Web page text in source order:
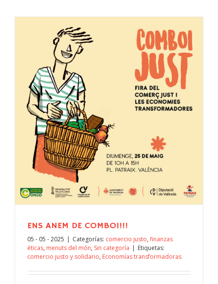
ENS ANEM DE COMBOI!!!
05 - 05 - 2025 | Categorías: comercio justo, finanzas
éticas, menuts del món, Sin categoría | Etiquetas:
comercio justo y solidario, Economías transformadoras